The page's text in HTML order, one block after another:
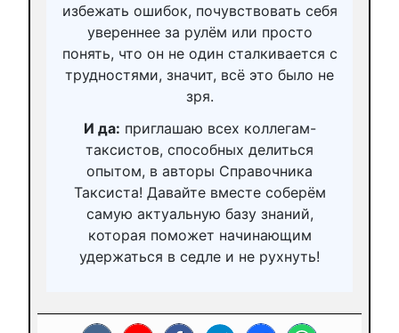
избежать ошибок, почувствовать себя
увереннее за рулём или просто
понять, что он не один сталкивается с
трудностями, значит, всё это было не
зря.
И да: приглашаю всех коллегам-
таксистов, способных делиться
опытом, в авторы Справочника
Таксиста! Давайте вместе соберём
самую актуальную базу знаний,
которая поможет начинающим
удержаться в седле и не рухнуть!